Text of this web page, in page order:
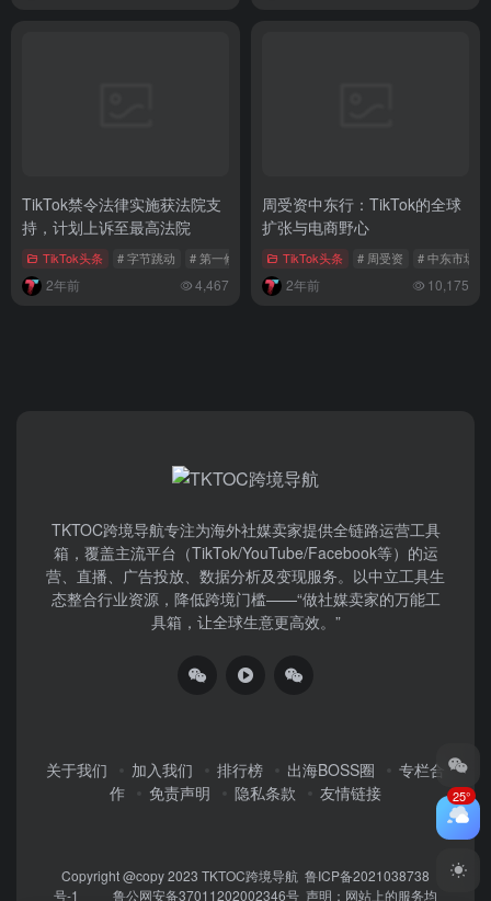
TikTok禁令法律实施获法院支
持，计划上诉至最高法院
TikTok头条 # 字节跳动 # 第一修正案 # 美国政府
2年前 4,467
周受资中东行：TikTok的全球
扩张与电商野心
TikTok头条 # 周受资 # 中东市场
2年前 10,175
TKTOC跨境导航​专注为海外社媒卖家提供全链路运营工具
箱，覆盖主流平台（TikTok/YouTube/Facebook等）​的运
营、直播、广告投放、数据分析及变现服务。以中立工具生
态整合行业资源，降低跨境门槛——“做社媒卖家的万能工
具箱，让全球生意更高效。”
关于我们 加入我们 排行榜 出海BOSS圈
专栏合
作
免责声明 隐私条款 友情链接
Copyright @copy 2023 TKTOC跨境导航 鲁ICP备2021038738
号-1
鲁公网安备37011202002346号 声明：网站上的服务均
25°